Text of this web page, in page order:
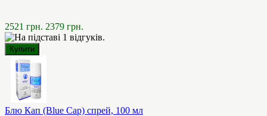
2521 грн. 2379 грн.
Блю Кап (Blue Cap) спрей, 100 мл